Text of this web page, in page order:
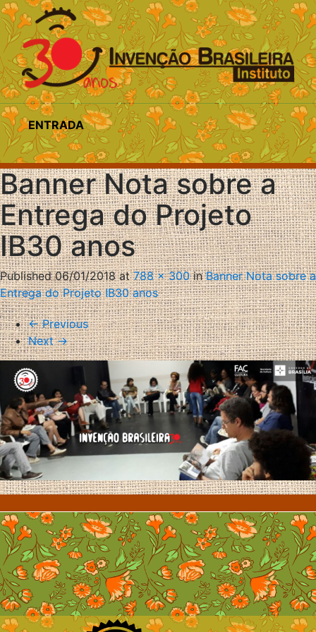
ENTRADA
Banner Nota sobre a
Entrega do Projeto
IB30 anos
Published06/01/2018at788 × 300inBanner Nota sobre a
Entrega do Projeto IB30 anos
←Previous
Next→